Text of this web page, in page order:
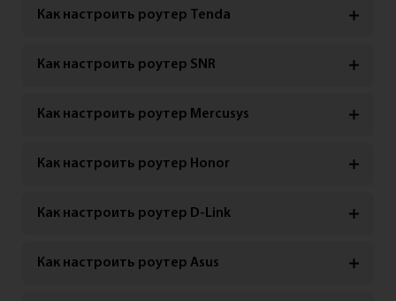
Как настроить роутер Tenda
Как настроить роутер SNR
Как настроить роутер Mercusys
Как настроить роутер Honor
Как настроить роутер D-Link
Как настроить роутер Asus